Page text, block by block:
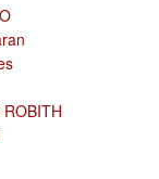
ROBITH